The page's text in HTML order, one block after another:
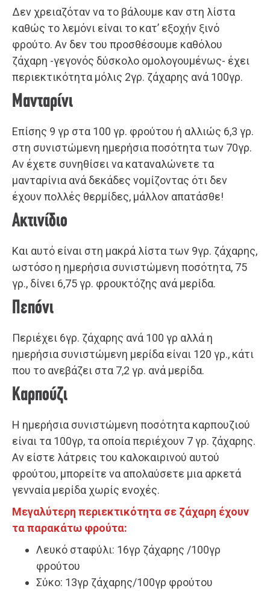
Δεν χρειαζόταν να το βάλουμε καν στη λίστα
καθώς το λεμόνι είναι το κατ’ εξοχήν ξινό
φρούτο. Αν δεν του προσθέσουμε καθόλου
ζάχαρη -γεγονός δύσκολο ομολογουμένως- έχει
περιεκτικότητα μόλις 2γρ. ζάχαρης ανά 100γρ.
Μανταρίνι
Επίσης 9 γρ στα 100 γρ. φρούτου ή αλλιώς 6,3 γρ.
στη συνιστώμενη ημερήσια ποσότητα των 70γρ.
Αν έχετε συνηθίσει να καταναλώνετε τα
μανταρίνια ανά δεκάδες νομίζοντας ότι δεν
έχουν πολλές θερμίδες, μάλλον απατάσθε!
Ακτινίδιο
Και αυτό είναι στη μακρά λίστα των 9γρ. ζάχαρης,
ωστόσο η ημερήσια συνιστώμενη ποσότητα, 75
γρ., δίνει 6,75 γρ. φρουκτόζης ανά μερίδα.
Πεπόνι
Περιέχει 6γρ. ζάχαρης ανά 100 γρ αλλά η
ημερήσια συνιστώμενη μερίδα είναι 120 γρ., κάτι
που το ανεβάζει στα 7,2 γρ. ανά μερίδα.
Καρπούζι
Η ημερήσια συνιστώμενη ποσότητα καρπουζιού
είναι τα 100γρ, τα οποία περιέχουν 7 γρ. ζάχαρης.
Αν είστε λάτρεις του καλοκαιρινού αυτού
φρούτου, μπορείτε να απολαύσετε μια αρκετά
γενναία μερίδα χωρίς ενοχές.
Μεγαλύτερη περιεκτικότητα σε ζάχαρη έχουν
τα παρακάτω φρούτα:
Λευκό σταφύλι: 16γρ ζάχαρης /100γρ
φρούτου
Σύκο: 13γρ ζάχαρης/100γρ φρούτου